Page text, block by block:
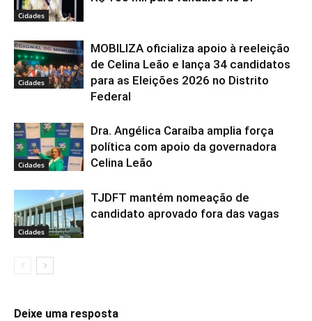
Cidades
Cidades
MOBILIZA oficializa apoio à reeleição
de Celina Leão e lança 34 candidatos
para as Eleições 2026 no Distrito
Federal
Cidades
Dra. Angélica Caraíba amplia força
política com apoio da governadora
Celina Leão
Cidades
TJDFT mantém nomeação de
candidato aprovado fora das vagas
Deixe uma resposta